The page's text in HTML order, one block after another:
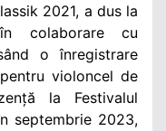
2021, a dus la
colaborare cu
o înregistrare
violoncel de
la Festivalul
septembrie 2023,